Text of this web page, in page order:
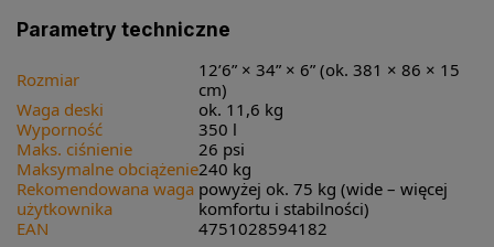
Parametry techniczne
Rozmiar
12’6” × 34” × 6” (ok. 381 × 86 × 15
cm)
Waga deski
ok. 11,6 kg
Wyporność
350 l
Maks. ciśnienie
26 psi
Maksymalne obciążenie240 kg
Rekomendowana waga
użytkownika
powyżej ok. 75 kg (wide – więcej
komfortu i stabilności)
EAN
4751028594182